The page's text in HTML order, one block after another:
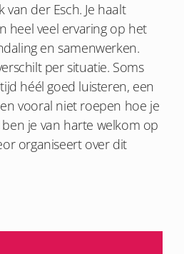
der Esch. Je haalt
heel veel ervaring op het
en samenwerken.
per situatie. Soms
héél goed luisteren, een
vooral niet roepen hoe je
je van harte welkom op
organiseert over dit